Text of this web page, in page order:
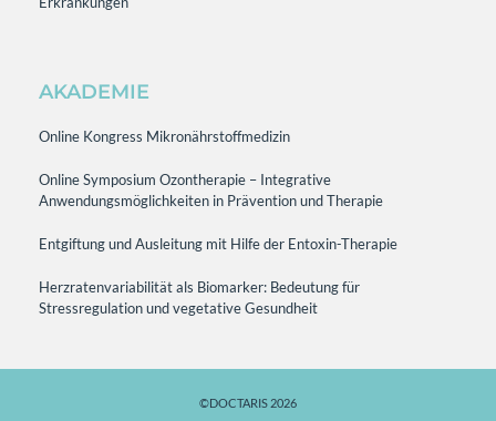
AKADEMIE
Online Kongress Mikronährstoffmedizin
Online Symposium Ozontherapie – Integrative
Anwendungsmöglichkeiten in Prävention und Therapie
Entgiftung und Ausleitung mit Hilfe der Entoxin-Therapie
Herzratenvariabilität als Biomarker: Bedeutung für
Stressregulation und vegetative Gesundheit
©DOCTARIS 2026